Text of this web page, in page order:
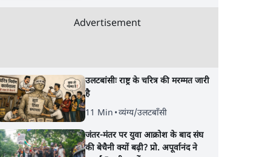
Advertisement
उलटबांसीः राष्ट्र के चरित्र की मरम्मत जारी
है
11 Min •व्यंग्य/उलटबाँसी
जंतर-मंतर पर युवा आक्रोश के बाद संघ
की बेचैनी क्यों बढ़ी? प्रो. अपूर्वानंद ने